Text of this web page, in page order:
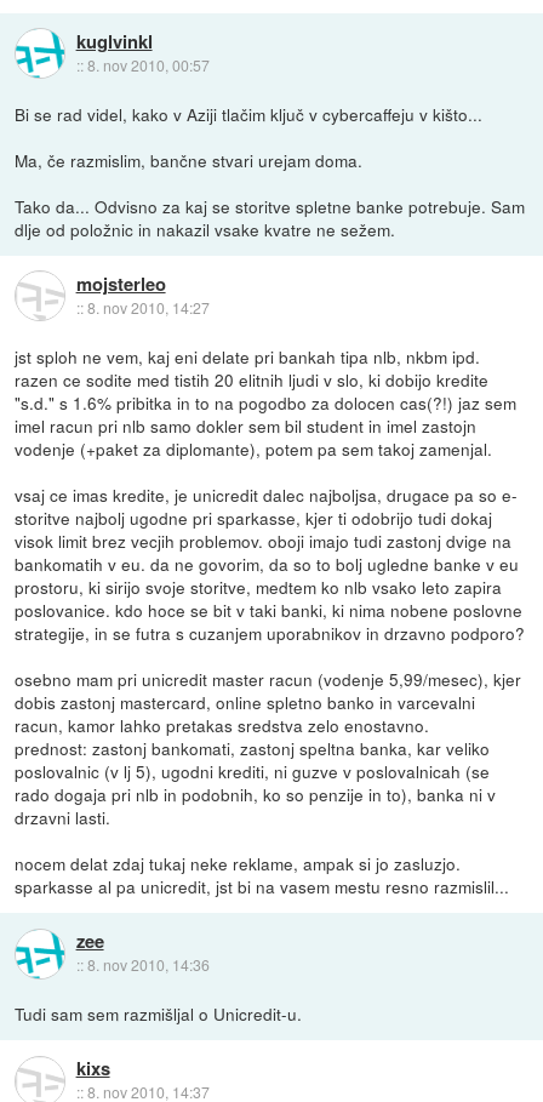
kuglvinkl
::8. nov 2010, 00:57
Bi se rad videl, kako v Aziji tlačim ključ v cybercaffeju v kišto...
Ma, če razmislim, bančne stvari urejam doma.
Tako da... Odvisno za kaj se storitve spletne banke potrebuje. Sam
dlje od položnic in nakazil vsake kvatre ne sežem.
mojsterleo
::8. nov 2010, 14:27
jst sploh ne vem, kaj eni delate pri bankah tipa nlb, nkbm ipd.
razen ce sodite med tistih 20 elitnih ljudi v slo, ki dobijo kredite
"s.d." s 1.6% pribitka in to na pogodbo za dolocen cas(?!) jaz sem
imel racun pri nlb samo dokler sem bil student in imel zastojn
vodenje (+paket za diplomante), potem pa sem takoj zamenjal.
vsaj ce imas kredite, je unicredit dalec najboljsa, drugace pa so e-
storitve najbolj ugodne pri sparkasse, kjer ti odobrijo tudi dokaj
visok limit brez vecjih problemov. oboji imajo tudi zastonj dvige na
bankomatih v eu. da ne govorim, da so to bolj ugledne banke v eu
prostoru, ki sirijo svoje storitve, medtem ko nlb vsako leto zapira
poslovanice. kdo hoce se bit v taki banki, ki nima nobene poslovne
strategije, in se futra s cuzanjem uporabnikov in drzavno podporo?
osebno mam pri unicredit master racun (vodenje 5,99/mesec), kjer
dobis zastonj mastercard, online spletno banko in varcevalni
racun, kamor lahko pretakas sredstva zelo enostavno.
prednost: zastonj bankomati, zastonj speltna banka, kar veliko
poslovalnic (v lj 5), ugodni krediti, ni guzve v poslovalnicah (se
rado dogaja pri nlb in podobnih, ko so penzije in to), banka ni v
drzavni lasti.
nocem delat zdaj tukaj neke reklame, ampak si jo zasluzjo.
sparkasse al pa unicredit, jst bi na vasem mestu resno razmislil...
zee
::8. nov 2010, 14:36
Tudi sam sem razmišljal o Unicredit-u.
kixs
::8. nov 2010, 14:37